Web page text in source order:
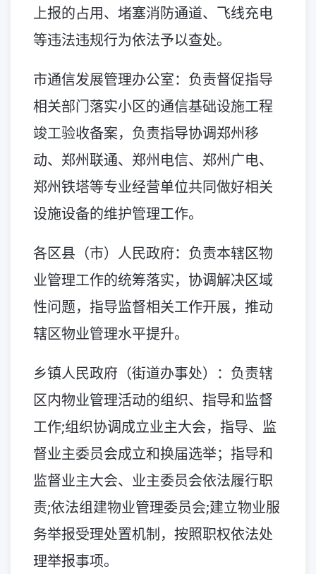
上报的占用、堵塞消防通道、飞线充电
等违法违规行为依法予以查处。
市通信发展管理办公室：负责督促指导
相关部门落实小区的通信基础设施工程
竣工验收备案，负责指导协调郑州移
动、郑州联通、郑州电信、郑州广电、
郑州铁塔等专业经营单位共同做好相关
设施设备的维护管理工作。
各区县（市）人民政府：负责本辖区物
业管理工作的统筹落实，协调解决区域
性问题，指导监督相关工作开展，推动
辖区物业管理水平提升。
乡镇人民政府（街道办事处）：负责辖
区内物业管理活动的组织、指导和监督
工作;组织协调成立业主大会，指导、监
督业主委员会成立和换届选举；指导和
监督业主大会、业主委员会依法履行职
责;依法组建物业管理委员会;建立物业服
务举报受理处置机制，按照职权依法处
理举报事项。